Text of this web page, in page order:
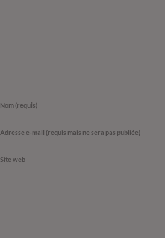
Nom (requis)
Adresse e-mail (requis mais ne sera pas publiée)
Site web